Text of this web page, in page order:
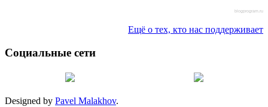
blogprogram.ru
Ещё о тех, кто нас поддерживает
Социальные сети
Designed by Pavel Malakhov.